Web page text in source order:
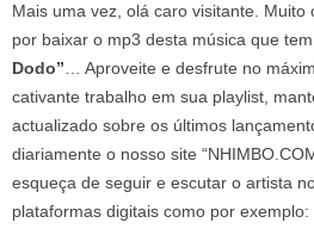
Mais uma vez, olá caro visitante. Muito
por baixar o mp3 desta música que
Dodo” … Aproveite e desfrute no
cativante trabalho em sua playlist,
actualizado sobre os últimos
diariamente o nosso site
esqueça de seguir e escutar o artista
plataformas digitais como por exemplo: